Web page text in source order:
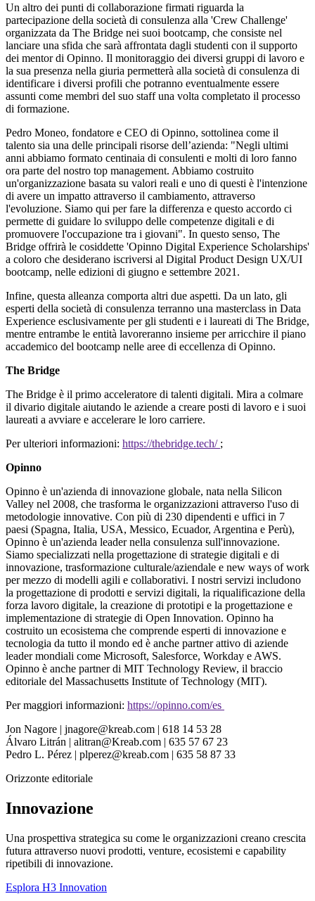
Un altro dei punti di collaborazione firmati riguarda la
partecipazione della società di consulenza alla 'Crew Challenge'
organizzata da The Bridge nei suoi bootcamp, che consiste nel
lanciare una sfida che sarà affrontata dagli studenti con il supporto
dei mentor di Opinno. Il monitoraggio dei diversi gruppi di lavoro e
la sua presenza nella giuria permetterà alla società di consulenza di
identificare i diversi profili che potranno eventualmente essere
assunti come membri del suo staff una volta completato il processo
di formazione.
Pedro Moneo, fondatore e CEO di Opinno, sottolinea come il
talento sia una delle principali risorse dell’azienda: "Negli ultimi
anni abbiamo formato centinaia di consulenti e molti di loro fanno
ora parte del nostro top management. Abbiamo costruito
un'organizzazione basata su valori reali e uno di questi è l'intenzione
di avere un impatto attraverso il cambiamento, attraverso
l'evoluzione. Siamo qui per fare la differenza e questo accordo ci
permette di guidare lo sviluppo delle competenze digitali e di
promuovere l'occupazione tra i giovani". In questo senso, The
Bridge offrirà le cosiddette 'Opinno Digital Experience Scholarships'
a coloro che desiderano iscriversi al Digital Product Design UX/UI
bootcamp, nelle edizioni di giugno e settembre 2021.
Infine, questa alleanza comporta altri due aspetti. Da un lato, gli
esperti della società di consulenza terranno una masterclass in Data
Experience esclusivamente per gli studenti e i laureati di The Bridge,
mentre entrambe le entità lavoreranno insieme per arricchire il piano
accademico del bootcamp nelle aree di eccellenza di Opinno.
The Bridge
The Bridge è il primo acceleratore di talenti digitali. Mira a colmare
il divario digitale aiutando le aziende a creare posti di lavoro e i suoi
laureati a avviare e accelerare le loro carriere.
Per ulteriori informazioni: https://thebridge.tech/ ;
Opinno
Opinno è un'azienda di innovazione globale, nata nella Silicon
Valley nel 2008, che trasforma le organizzazioni attraverso l'uso di
metodologie innovative. Con più di 230 dipendenti e uffici in 7
paesi (Spagna, Italia, USA, Messico, Ecuador, Argentina e Perù),
Opinno è un'azienda leader nella consulenza sull'innovazione.
Siamo specializzati nella progettazione di strategie digitali e di
innovazione, trasformazione culturale/aziendale e new ways of work
per mezzo di modelli agili e collaborativi. I nostri servizi includono
la progettazione di prodotti e servizi digitali, la riqualificazione della
forza lavoro digitale, la creazione di prototipi e la progettazione e
implementazione di strategie di Open Innovation. Opinno ha
costruito un ecosistema che comprende esperti di innovazione e
tecnologia da tutto il mondo ed è anche partner attivo di aziende
leader mondiali come Microsoft, Salesforce, Workday e AWS.
Opinno è anche partner di MIT Technology Review, il braccio
editoriale del Massachusetts Institute of Technology (MIT).
Per maggiori informazioni: https://opinno.com/es
Jon Nagore | jnagore@kreab.com | 618 14 53 28
Álvaro Litrán | alitran@Kreab.com | 635 57 67 23
Pedro L. Pérez | plperez@kreab.com | 635 58 87 33
Orizzonte editoriale
Innovazione
Una prospettiva strategica su come le organizzazioni creano crescita
futura attraverso nuovi prodotti, venture, ecosistemi e capability
ripetibili di innovazione.
Esplora H3 Innovation